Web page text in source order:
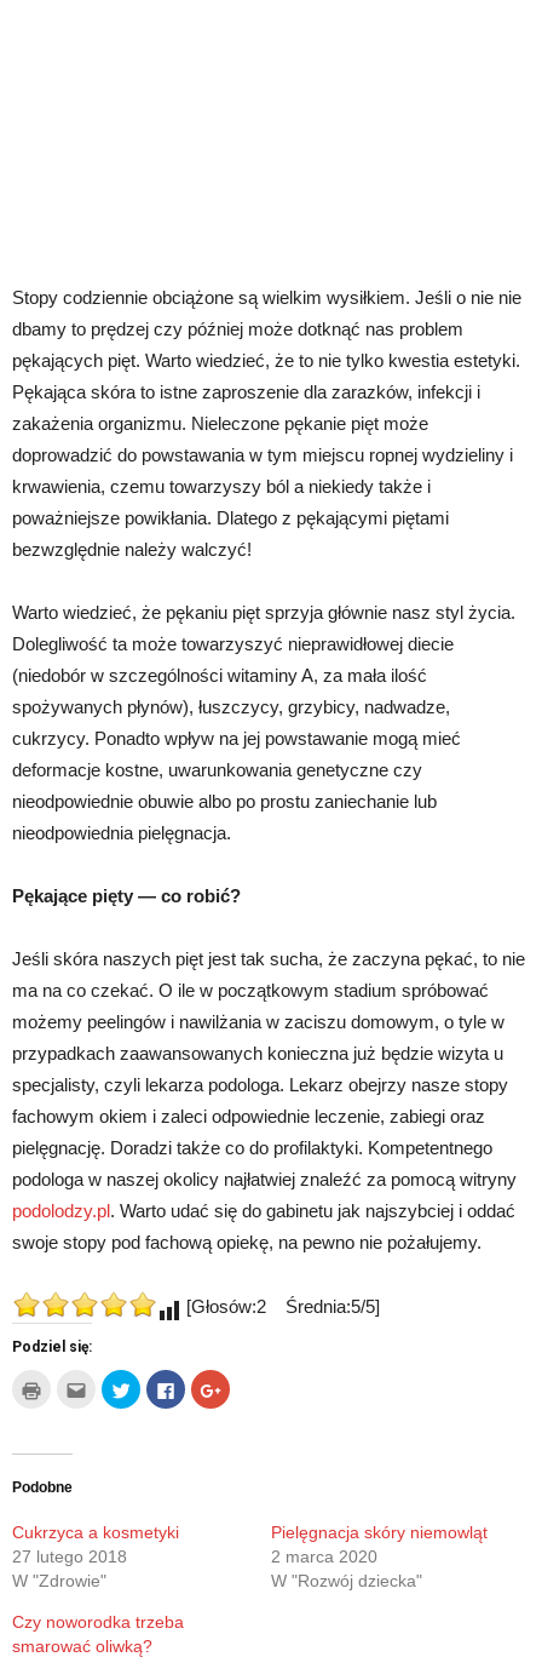
Stopy codziennie obciążone są wielkim wysiłkiem. Jeśli o nie nie
dbamy to prędzej czy później może dotknąć nas problem
pękających pięt. Warto wiedzieć, że to nie tylko kwestia estetyki.
Pękająca skóra to istne zaproszenie dla zarazków, infekcji i
zakażenia organizmu. Nieleczone pękanie pięt może
doprowadzić do powstawania w tym miejscu ropnej wydzieliny i
krwawienia, czemu towarzyszy ból a niekiedy także i
poważniejsze powikłania. Dlatego z pękającymi piętami
bezwzględnie należy walczyć!
Warto wiedzieć, że pękaniu pięt sprzyja głównie nasz styl życia.
Dolegliwość ta może towarzyszyć nieprawidłowej diecie
(niedobór w szczególności witaminy A, za mała ilość
spożywanych płynów), łuszczycy, grzybicy, nadwadze,
cukrzycy. Ponadto wpływ na jej powstawanie mogą mieć
deformacje kostne, uwarunkowania genetyczne czy
nieodpowiednie obuwie albo po prostu zaniechanie lub
nieodpowiednia pielęgnacja.
Pękające pięty — co robić?
Jeśli skóra naszych pięt jest tak sucha, że zaczyna pękać, to nie
ma na co czekać. O ile w początkowym stadium spróbować
możemy peelingów i nawilżania w zaciszu domowym, o tyle w
przypadkach zaawansowanych konieczna już będzie wizyta u
specjalisty, czyli lekarza podologa. Lekarz obejrzy nasze stopy
fachowym okiem i zaleci odpowiednie leczenie, zabiegi oraz
pielęgnację. Doradzi także co do profilaktyki. Kompetentnego
podologa w naszej okolicy najłatwiej znaleźć za pomocą witryny
podolodzy.pl. Warto udać się do gabinetu jak najszybciej i oddać
swoje stopy pod fachową opiekę, na pewno nie pożałujemy.
[Głosów:2 Średnia:5/5]
Podziel się:
Kliknij
wydrukować(Otwiera
nowym
Kliknij,
aby
wysłać
w
nowym
oknie)
Udostępnij
na
Twitterze(Otwiera
Click
to
share
Click
to
Podobne
Cukrzyca a kosmetyki
27 lutego 2018
W "Zdrowie"
Pielęgnacja skóry niemowląt
2 marca 2020
W "Rozwój dziecka"
Czy noworodka trzeba
smarować oliwką?